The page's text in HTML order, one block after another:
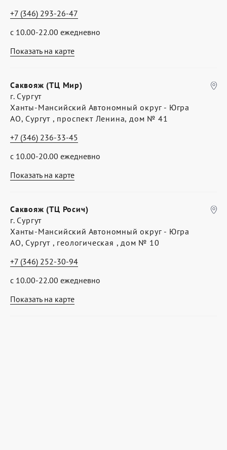
Показать на карте
с 10.00-22.00 ежедневно
+7 (346) 293-26-47
Показать на карте
Саквояж (ТЦ Мир)
г. Сургут
Ханты-Мансийский Автономный округ - Югра
АО, Сургут , проспект Ленина, дом № 41
с 10.00-20.00 ежедневно
+7 (346) 236-33-45
Показать на карте
Саквояж (ТЦ Росич)
г. Сургут
Ханты-Мансийский Автономный округ - Югра
АО, Сургут , геологическая , дом № 10
с 10.00-22.00 ежедневно
+7 (346) 252-30-94